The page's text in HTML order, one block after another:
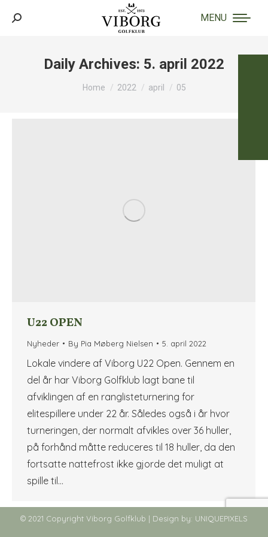
MENU
Search:
Daily Archives: 5. april 2022
You are here:
Home 2022 april 05
U22 OPEN
Nyheder By Pia Møberg Nielsen 5. april 2022
Lokale vindere af Viborg U22 Open. Gennem en
del år har Viborg Golfklub lagt bane til
afviklingen af en ranglisteturnering for
elitespillere under 22 år. Således også i år hvor
turneringen, der normalt afvikles over 36 huller,
på forhånd måtte reduceres til 18 huller, da den
fortsatte nattefrost ikke gjorde det muligt at
spille til…
© 2021 Copyright Viborg Golfklub | Design by: UNIQUEPIXELS